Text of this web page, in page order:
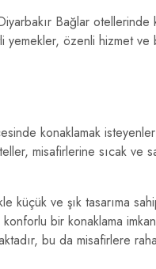
Bağlar
yemekler, özenli hizmet
konaklamak
misafirlerine sıcak ve
küçük ve şık tasarıma
bir konaklama
bu da misafirlere